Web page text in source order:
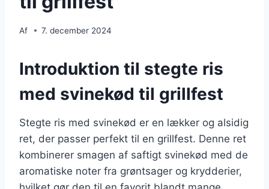
Af 7. december 2024
Introduktion til stegte ris
med svinekød til grillfest
Stegte ris med svinekød er en lækker og alsidig
ret, der passer perfekt til en grillfest. Denne ret
kombinerer smagen af saftigt svinekød med de
aromatiske noter fra grøntsager og krydderier,